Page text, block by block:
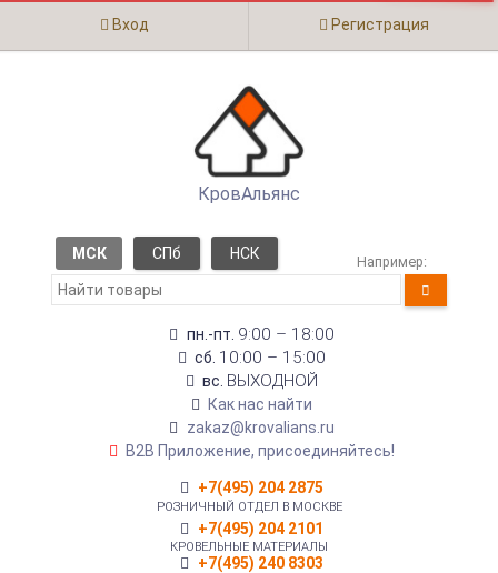
Вход Регистрация
КровАльянс
МСК СПб НСК Например:
пн.-пт. 9:00 – 18:00
сб. 10:00 – 15:00
вс. ВЫХОДНОЙ
Как нас найти
zakaz@krovalians.ru
B2B Приложение, присоединяйтесь!
+7(495) 204 2875
РОЗНИЧНЫЙ ОТДЕЛ В МОСКВЕ
+7(495) 204 2101
КРОВЕЛЬНЫЕ МАТЕРИАЛЫ
+7(495) 240 8303